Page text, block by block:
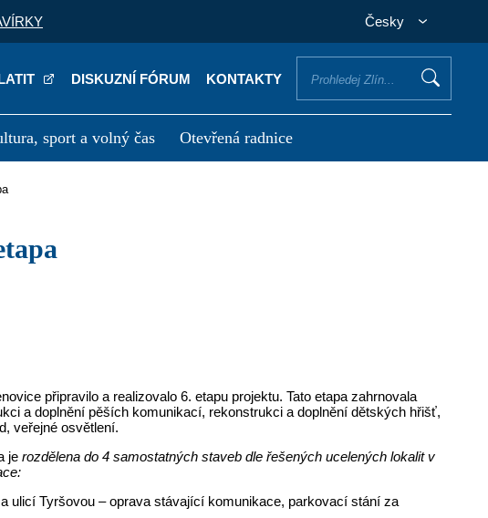
Česky
DISKUZNÍ FÓRUM KONTAKTY
sport a volný čas Otevřená radnice
připravilo a realizovalo 6. etapu projektu. Tato etapa zahrnovala
a doplnění pěších komunikací, rekonstrukci a doplnění dětských hřišť,
veřejné osvětlení.
jerozdělena do 4 samostatných staveb dle řešených ucelených lokalit v
ulicí Tyršovou – oprava stávající komunikace, parkovací stání za